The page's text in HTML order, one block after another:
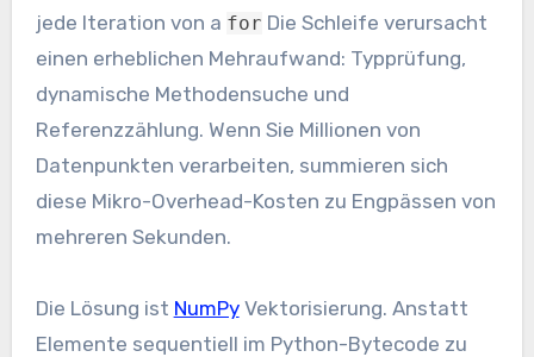
jede Iteration von a for Die Schleife verursacht
einen erheblichen Mehraufwand: Typprüfung,
dynamische Methodensuche und
Referenzzählung. Wenn Sie Millionen von
Datenpunkten verarbeiten, summieren sich
diese Mikro-Overhead-Kosten zu Engpässen von
mehreren Sekunden.
Die Lösung ist NumPyVektorisierung. Anstatt
Elemente sequentiell im Python-Bytecode zu